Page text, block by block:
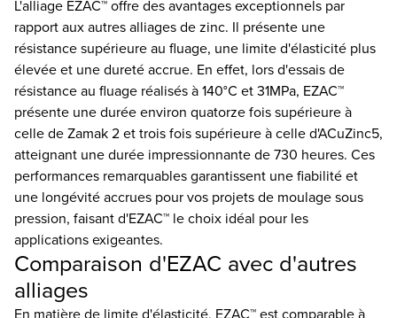
L'alliage EZAC™ offre des avantages exceptionnels par
rapport aux autres alliages de zinc. Il présente une
résistance supérieure au fluage, une limite d'élasticité plus
élevée et une dureté accrue. En effet, lors d'essais de
résistance au fluage réalisés à 140°C et 31MPa, EZAC™
présente une durée environ quatorze fois supérieure à
celle de Zamak 2 et trois fois supérieure à celle d'ACuZinc5,
atteignant une durée impressionnante de 730 heures. Ces
performances remarquables garantissent une fiabilité et
une longévité accrues pour vos projets de moulage sous
pression, faisant d'EZAC™ le choix idéal pour les
applications exigeantes.
Comparaison d'EZAC avec d'autres
alliages